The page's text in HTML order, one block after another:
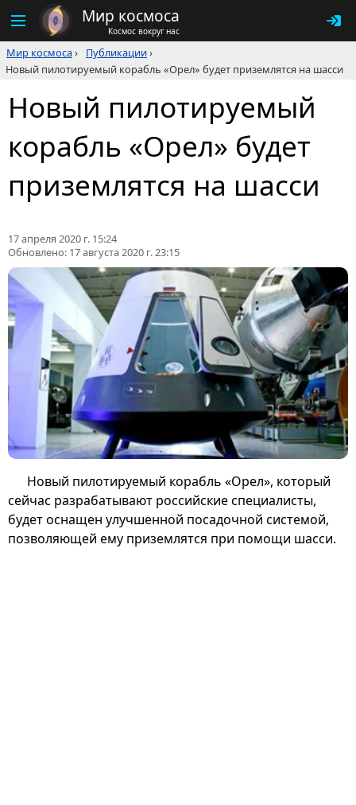
Мир космоса
Космос вокруг нас
Мир космоса› Публикации›
Новый пилотируемый корабль «Орел» будет приземлятся на шасси
Новый пилотируемый
корабль «Орел» будет
приземлятся на шасси
17 апреля 2020 г. 15:24
Обновлено: 17 августа 2020 г. 23:15
Новый пилотируемый корабль «Орел», который
сейчас разрабатывают российские специалисты,
будет оснащен улучшенной посадочной системой,
позволяющей ему приземлятся при помощи шасси.